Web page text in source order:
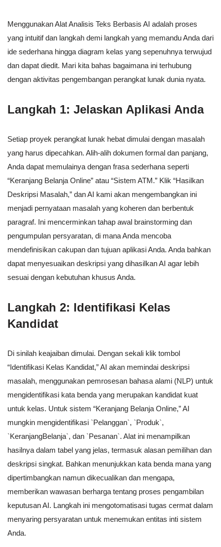
Menggunakan Alat Analisis Teks Berbasis AI adalah proses
yang intuitif dan langkah demi langkah yang memandu Anda dari
ide sederhana hingga diagram kelas yang sepenuhnya terwujud
dan dapat diedit. Mari kita bahas bagaimana ini terhubung
dengan aktivitas pengembangan perangkat lunak dunia nyata.
Langkah 1: Jelaskan Aplikasi Anda
Setiap proyek perangkat lunak hebat dimulai dengan masalah
yang harus dipecahkan. Alih-alih dokumen formal dan panjang,
Anda dapat memulainya dengan frasa sederhana seperti
“Keranjang Belanja Online” atau “Sistem ATM.” Klik “Hasilkan
Deskripsi Masalah,” dan AI kami akan mengembangkan ini
menjadi pernyataan masalah yang koheren dan berbentuk
paragraf. Ini mencerminkan tahap awal brainstorming dan
pengumpulan persyaratan, di mana Anda mencoba
mendefinisikan cakupan dan tujuan aplikasi Anda. Anda bahkan
dapat menyesuaikan deskripsi yang dihasilkan AI agar lebih
sesuai dengan kebutuhan khusus Anda.
Langkah 2: Identifikasi Kelas
Kandidat
Di sinilah keajaiban dimulai. Dengan sekali klik tombol
“Identifikasi Kelas Kandidat,” AI akan memindai deskripsi
masalah, menggunakan pemrosesan bahasa alami (NLP) untuk
mengidentifikasi kata benda yang merupakan kandidat kuat
untuk kelas. Untuk sistem “Keranjang Belanja Online,” AI
mungkin mengidentifikasi `Pelanggan`, `Produk`,
`KeranjangBelanja`, dan `Pesanan`. Alat ini menampilkan
hasilnya dalam tabel yang jelas, termasuk alasan pemilihan dan
deskripsi singkat. Bahkan menunjukkan kata benda mana yang
dipertimbangkan namun dikecualikan dan mengapa,
memberikan wawasan berharga tentang proses pengambilan
keputusan AI. Langkah ini mengotomatisasi tugas cermat dalam
menyaring persyaratan untuk menemukan entitas inti sistem
Anda.